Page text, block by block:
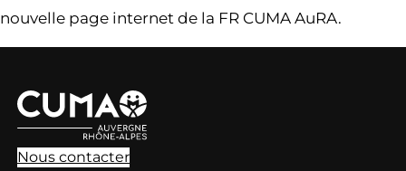
nouvelle page internet de la FR CUMA AuRA.
Nous contacter